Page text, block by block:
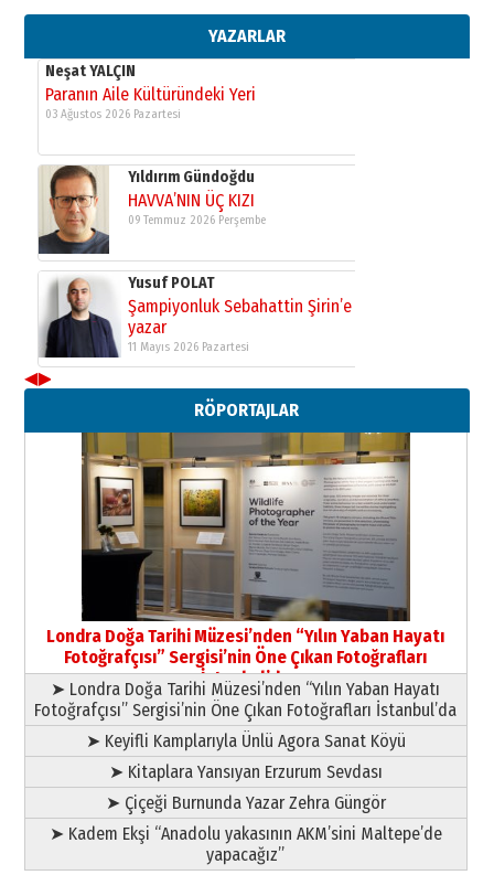
YAZARLAR
11 Mayıs 2026 Pazartesi
Neşat YALÇIN
Paranın Aile Kültüründeki Yeri
03 Ağustos 2026 Pazartesi
Yıldırım Gündoğdu
HAVVA’NIN ÜÇ KIZI
09 Temmuz 2026 Perşembe
Yusuf POLAT
Şampiyonluk Sebahattin Şirin’e
yazar
11 Mayıs 2026 Pazartesi
Neşat YALÇIN
Paranın Aile Kültüründeki Yeri
03 Ağustos 2026 Pazartesi
Yıldırım Gündoğdu
HAVVA’NIN ÜÇ KIZI
09 Temmuz 2026 Perşembe
Yusuf POLAT
Şampiyonluk Sebahattin Şirin’e
yazar
11 Mayıs 2026 Pazartesi
◀▶
RÖPORTAJLAR
Londra Doğa Tarihi Müzesi’nden “Yılın Yaban Hayatı
Fotoğrafçısı” Sergisi’nin Öne Çıkan Fotoğrafları
İstanbul’da
➤ Londra Doğa Tarihi Müzesi’nden “Yılın Yaban Hayatı
Fotoğrafçısı” Sergisi’nin Öne Çıkan Fotoğrafları İstanbul’da
➤ Keyifli Kamplarıyla Ünlü Agora Sanat Köyü
➤ Kitaplara Yansıyan Erzurum Sevdası
➤ Çiçeği Burnunda Yazar Zehra Güngör
➤ Kadem Ekşi “Anadolu yakasının AKM’sini Maltepe’de
yapacağız”